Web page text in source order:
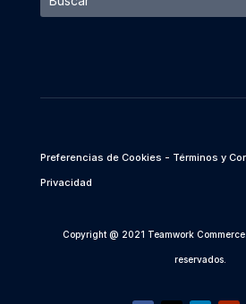
Preferencias de Cookies - Términos y
Privacidad
Copyright @ 2021 Teamwork
reservados.